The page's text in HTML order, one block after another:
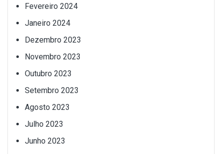
Fevereiro 2024
Janeiro 2024
Dezembro 2023
Novembro 2023
Outubro 2023
Setembro 2023
Agosto 2023
Julho 2023
Junho 2023